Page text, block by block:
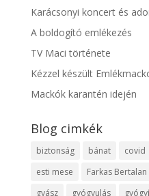
Karácsonyi koncert és
A boldogító emlékezés
TV Maci története
Kézzel készült
Mackók karantén idején
Blog cimkék
biztonság bánat covid
esti mese
Farkas Bertalan
gyász
gyógyulás